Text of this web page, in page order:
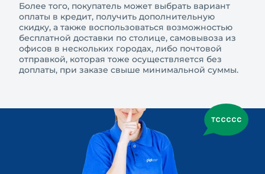
Более того, покупатель может выбрать вариант
оплаты в кредит, получить дополнительную
скидку, а также воспользоваться возможностью
бесплатной доставки по столице, самовывоза из
офисов в нескольких городах, либо почтовой
отправкой, которая тоже осуществляется без
доплаты, при заказе свыше минимальной суммы.